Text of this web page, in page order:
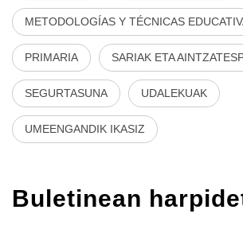
METODOLOGÍAS Y TÉCNICAS
PRIMARIA SARIAK ETA
SEGURTASUNA UDALEKUAK
UMEENGANDIK IKASIZ
Buletinean